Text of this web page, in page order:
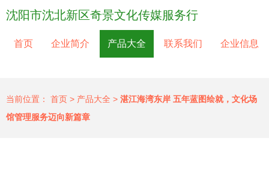
沈阳市沈北新区奇景文化传媒服务行
首页 企业简介 产品大全 联系我们 企业信息
当前位置： 首页 > 产品大全 > 湛江海湾东岸 五年蓝图绘就，文化场
馆管理服务迈向新篇章